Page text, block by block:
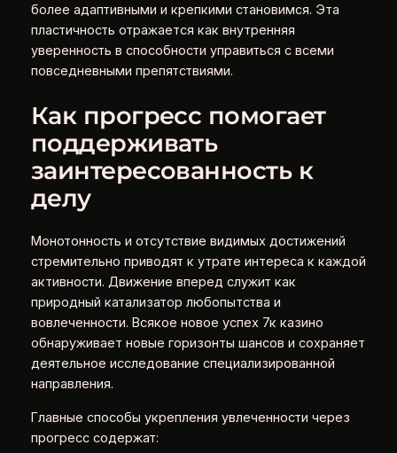
более адаптивными и крепкими становимся. Эта
пластичность отражается как внутренняя
уверенность в способности управиться с всеми
повседневными препятствиями.
Как прогресс помогает
поддерживать
заинтересованность к
делу
Монотонность и отсутствие видимых достижений
стремительно приводят к утрате интереса к каждой
активности. Движение вперед служит как
природный катализатор любопытства и
вовлеченности. Всякое новое успех 7к казино
обнаруживает новые горизонты шансов и сохраняет
деятельное исследование специализированной
направления.
Главные способы укрепления увлеченности через
прогресс содержат: